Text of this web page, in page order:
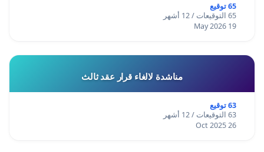
65 توقيع
65 التوقيعات / 12 أشهر
19 May 2026
مناشدة لالغاء قرار عقد ثالث
63 توقيع
63 التوقيعات / 12 أشهر
26 Oct 2025